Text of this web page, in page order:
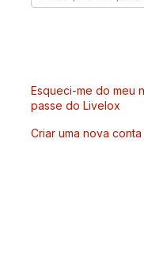
Esqueci-me do meu
passe do Livelox
Criar uma nova